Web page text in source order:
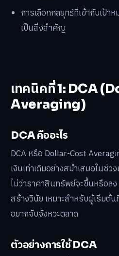
การเลือกกลยุทธ์ที่เข้ากับเป้า
เป็นสิ่งสำคัญ
เทคนิคที่ 1: DCA
Averaging)
DCA คืออะไร
DCA หรือ Dollar-Cost
เงินเท่าเดิมอย่างสม่ำเสมอในช่ว
ไม่ว่าราคาสินทรัพย์จะขึ้นหรือล
สร้างวินัย เหมาะสำหรับผู้เริ่มต้
อยากจับจังหวะตลาด
ตัวอย่างการใช้ DCA